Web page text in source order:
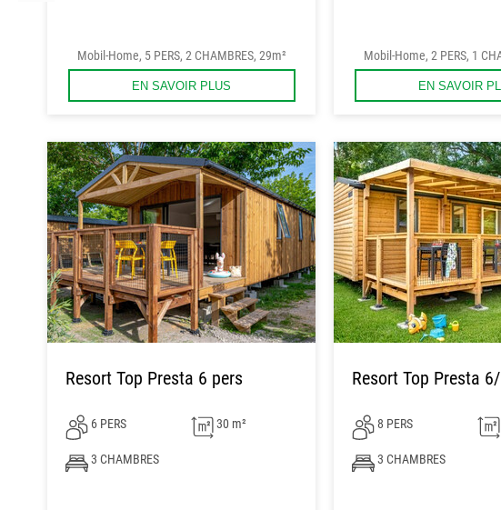
Mobil-Home, 5 PERS, 2 CHAMBRES, 29m²
EN SAVOIR PLUS
Mobil-Home, 2 PERS, 1
EN SAVOIR
Resort Top Presta 6 pers
6 PERS 30 m²
3 CHAMBRES
Resort Top Presta
8 PERS
3 CHAMBRES